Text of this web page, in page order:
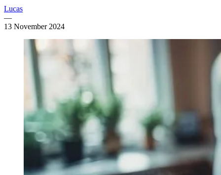
Lucas
—
13 November 2024